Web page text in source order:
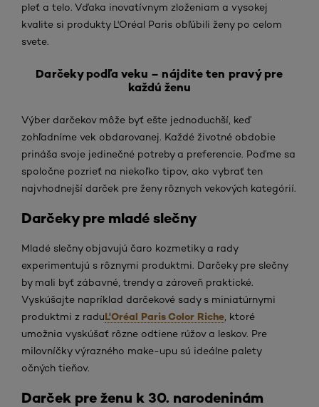
pleť a telo. Vďaka inovatívnym zloženiam a vysokej
kvalite si produkty L'Oréal Paris obľúbili ženy po celom
svete.
Darčeky podľa veku – nájdite ten pravý pre
každú ženu
Výber darčekov môže byť ešte jednoduchší, keď
zohľadníme vek obdarovanej. Každé životné obdobie
prináša svoje jedinečné potreby a preferencie. Poďme sa
spoločne pozrieť na niekoľko tipov, ako vybrať ten
najvhodnejší darček pre ženy rôznych vekových kategórií.
Darčeky pre mladé slečny
Mladé slečny objavujú čaro kozmetiky a rady
experimentujú s rôznymi produktmi. Darčeky pre slečny
by mali byť zábavné, trendy a zároveň praktické.
Vyskúšajte napríklad darčekové sady s miniatúrnymi
produktmi z raduL'Oréal Paris Color Riche , ktoré
umožnia vyskúšať rôzne odtiene rúžov a leskov. Pre
milovníčky výrazného make-upu sú ideálne palety
očných tieňov.
Darček pre ženu k 30. narodeninám